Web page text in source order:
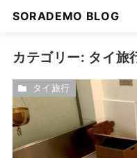
SORADEMO BLOG
カテゴリー: タイ旅
タイ旅行